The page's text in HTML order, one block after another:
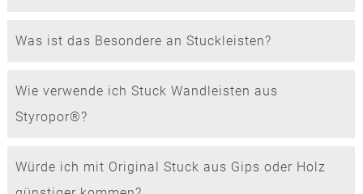
Was ist das Besondere an Stuckleisten?
Wie verwende ich Stuck Wandleisten aus
Styropor®?
Würde ich mit Original Stuck aus Gips oder Holz